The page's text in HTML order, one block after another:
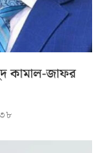
কামাল-জাফর